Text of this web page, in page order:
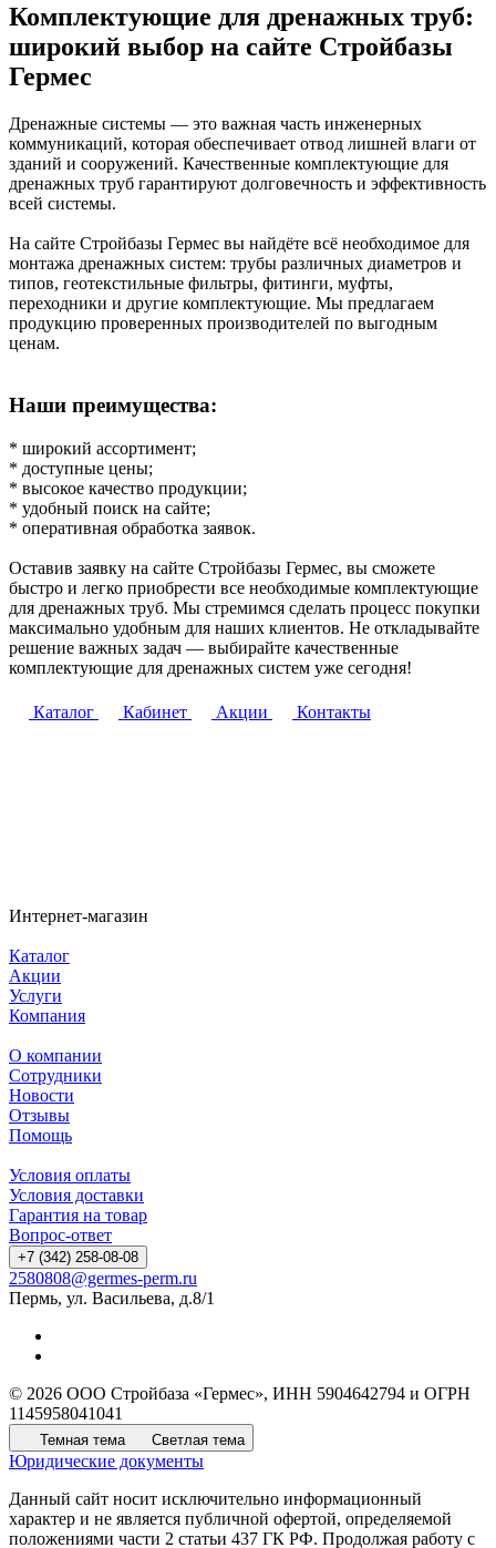
Комплектующие для дренажных труб:
широкий выбор на сайте Стройбазы
Гермес
Дренажные системы — это важная часть инженерных
коммуникаций, которая обеспечивает отвод лишней влаги от
зданий и сооружений. Качественные комплектующие для
дренажных труб гарантируют долговечность и эффективность
всей системы.
На сайте Стройбазы Гермес вы найдёте всё необходимое для
монтажа дренажных систем: трубы различных диаметров и
типов, геотекстильные фильтры, фитинги, муфты,
переходники и другие комплектующие. Мы предлагаем
продукцию проверенных производителей по выгодным
ценам.
Наши преимущества:
* широкий ассортимент;
* доступные цены;
* высокое качество продукции;
* удобный поиск на сайте;
* оперативная обработка заявок.
Оставив заявку на сайте Стройбазы Гермес, вы сможете
быстро и легко приобрести все необходимые комплектующие
для дренажных труб. Мы стремимся сделать процесс покупки
максимально удобным для наших клиентов. Не откладывайте
решение важных задач — выбирайте качественные
комплектующие для дренажных систем уже сегодня!
Каталог Кабинет Акции Контакты
Интернет-магазин
Каталог
Акции
Услуги
Компания
О компании
Сотрудники
Новости
Отзывы
Помощь
Условия оплаты
Условия доставки
Гарантия на товар
Вопрос-ответ
+7 (342) 258-08-08
2580808@germes-perm.ru
Пермь, ул. Васильева, д.8/1
© 2026 ООО Стройбаза «Гермес», ИНН 5904642794 и ОГРН
1145958041041
Темная тема Светлая тема
Юридические документы
Данный сайт носит исключительно информационный
характер и не является публичной офертой, определяемой
положениями части 2 статьи 437 ГК РФ. Продолжая работу с